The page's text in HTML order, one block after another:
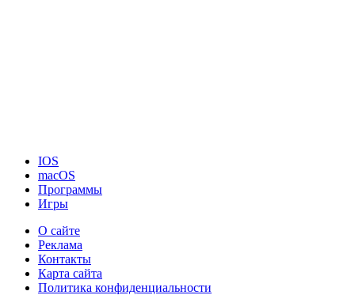
IOS
macOS
Программы
Игры
О сайте
Реклама
Контакты
Карта сайта
Политика конфиденциальности